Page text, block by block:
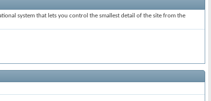
system that lets you control the smallest detail of the site from the